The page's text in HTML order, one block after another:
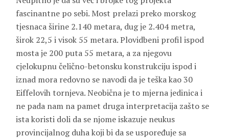
fascinantne po sebi. Most prelazi preko morskog
tjesnaca širine 2.140 metara, dug je 2.404 metra,
širok 22,5 i visok 55 metara. Plovidbeni profil ispod
mosta je 200 puta 55 metara, a za njegovu
cjelokupnu čelično-betonsku konstrukciju ispod i
iznad mora redovno se navodi da je teška kao 30
Eiffelovih tornjeva. Neobična je to mjerna jedinica i
ne pada nam na pamet druga interpretacija zašto se
ista koristi doli da se njome iskazuje neukus
provincijalnog duha koji bi da se uspoređuje sa